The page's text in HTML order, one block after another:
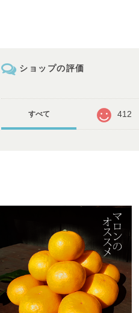
ショップの評価
すべて 412